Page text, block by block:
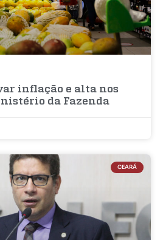
inflação e alta nos
da Fazenda
CEARÁ